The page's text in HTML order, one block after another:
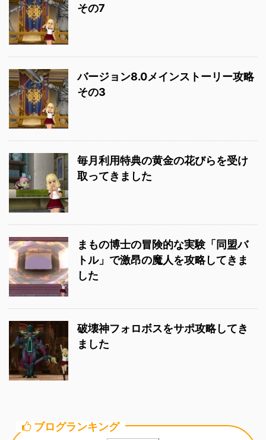
その7
バージョン8.0メインストーリー攻略
その3
毎月利用特典の黄金の花びらを受け
取ってきました
まもの博士の冒険的な実験「同盟バ
トル」で激昂の魔人を攻略してきま
した
破壊神フォロボスをサポ攻略してき
ました
ブログランキング